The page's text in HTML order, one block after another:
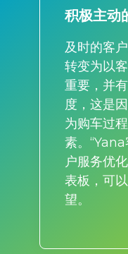
积极主动
及时的客
转变为以
重要，并
度，这是
为购车过
素。
户服务优
表板，可
望。